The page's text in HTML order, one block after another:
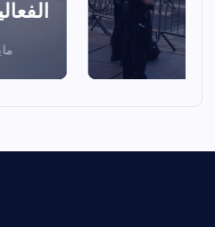
الفعاليات
مايو 18, 2026